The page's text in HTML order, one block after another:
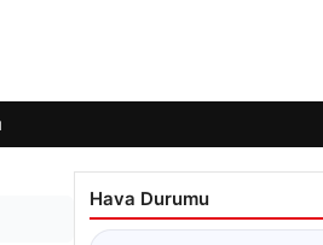
Hava Durumu